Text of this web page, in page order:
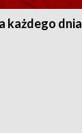
każdego dnia